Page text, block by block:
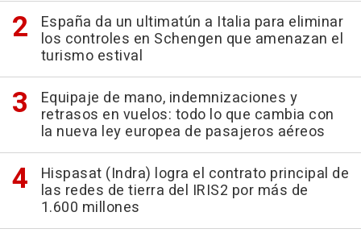
España da un ultimatún a Italia para eliminar
los controles en Schengen que amenazan el
turismo estival
Equipaje de mano, indemnizaciones y
retrasos en vuelos: todo lo que cambia con
la nueva ley europea de pasajeros aéreos
Hispasat (Indra) logra el contrato principal de
las redes de tierra del IRIS2 por más de
1.600 millones